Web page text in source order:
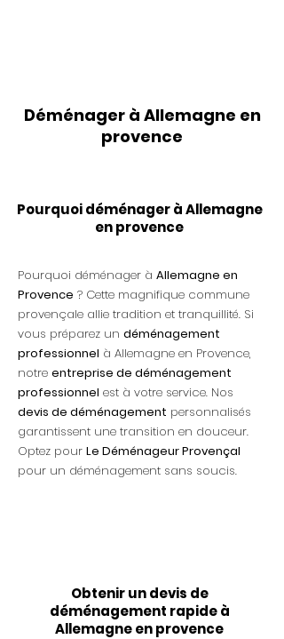
Déménager à Allemagne en
provence
Pourquoi déménager à Allemagne
en provence
Pourquoi déménager à Allemagne en
Provence ? Cette magnifique commune
provençale allie tradition et tranquillité. Si
vous préparez un déménagement
professionnel à Allemagne en Provence,
notre entreprise de déménagement
professionnel est à votre service. Nos
devis de déménagement personnalisés
garantissent une transition en douceur.
Optez pour Le Déménageur Provençal
pour un déménagement sans soucis.
Obtenir un devis de
déménagement rapide à
Allemagne en provence